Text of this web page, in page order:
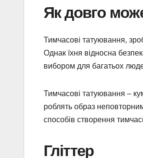
Як довго
Тимчасові татуювання,
Однак їхня відносна
вибором для багатьох
Тимчасові татуювання –
роблять образ
способів створення
Гліттер